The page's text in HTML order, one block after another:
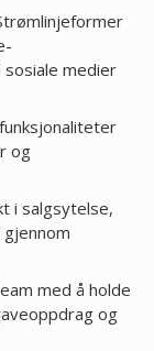
medier
og
i salgsytelse,
med å holde
og